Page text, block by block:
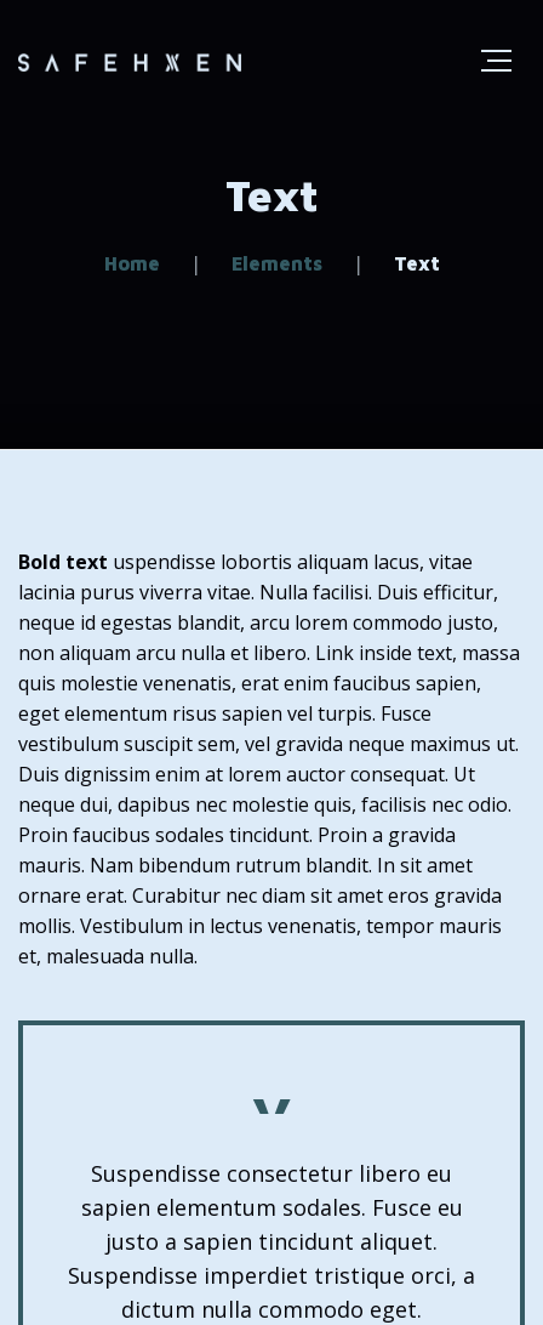
Text
Home Elements Text
Bold text uspendisse lobortis aliquam lacus, vitae
lacinia purus viverra vitae. Nulla facilisi. Duis efficitur,
neque id egestas blandit, arcu lorem commodo justo,
non aliquam arcu nulla et libero. Link inside text, massa
quis molestie venenatis, erat enim faucibus sapien,
eget elementum risus sapien vel turpis. Fusce
vestibulum suscipit sem, vel gravida neque maximus ut.
Duis dignissim enim at lorem auctor consequat. Ut
neque dui, dapibus nec molestie quis, facilisis nec odio.
Proin faucibus sodales tincidunt. Proin a gravida
mauris. Nam bibendum rutrum blandit. In sit amet
ornare erat. Curabitur nec diam sit amet eros gravida
mollis. Vestibulum in lectus venenatis, tempor mauris
et, malesuada nulla.
Suspendisse consectetur libero eu
sapien elementum sodales. Fusce eu
justo a sapien tincidunt aliquet.
Suspendisse imperdiet tristique orci, a
dictum nulla commodo eget.